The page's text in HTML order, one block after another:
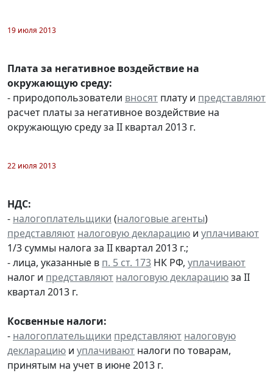
19 июля 2013
Плата за негативное воздействие на
окружающую среду:
- природопользователи вносят плату и представляют
расчет платы за негативное воздействие на
окружающую среду за II квартал 2013 г.
22 июля 2013
НДС:
- налогоплательщики (налоговые агенты)
представляют налоговую декларацию и уплачивают
1/3 суммы налога за II квартал 2013 г.;
- лица, указанные в п. 5 ст. 173 НК РФ, уплачивают
налог и представляют налоговую декларациюза II
квартал 2013 г.
Косвенные налоги:
- налогоплательщики представляют налоговую
декларацию и уплачивают налоги по товарам,
принятым на учет в июне 2013 г.